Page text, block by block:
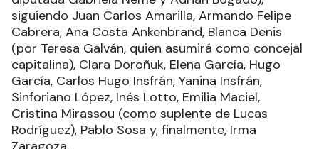
siguiendo Juan Carlos Amarilla, Armando Felipe
Cabrera, Ana Costa Ankenbrand, Blanca Denis
(por Teresa Galván, quien asumirá como concejal
capitalina), Clara Doroñuk, Elena García, Hugo
García, Carlos Hugo Insfrán, Yanina Insfrán,
Sinforiano López, Inés Lotto, Emilia Maciel,
Cristina Mirassou (como suplente de Lucas
Rodríguez), Pablo Sosa y, finalmente, Irma